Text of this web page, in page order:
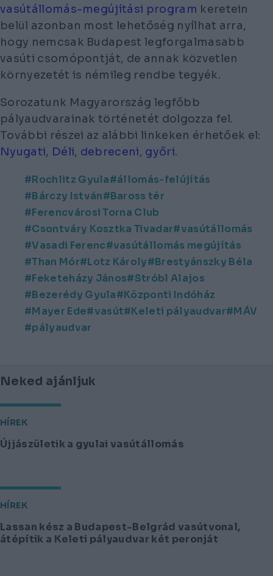
vasútállomás-megújítási program keretein
belül azonban most lehetőség nyílhat arra,
hogy nemcsak Budapest legforgalmasabb
vasúti csomópontját, de annak közvetlen
környezetét is némileg rendbe tegyék.
Sorozatunk Magyarország legfőbb
pályaudvarainak történetét dolgozza fel.
További részei az alábbi linkeken érhetőek el:
Nyugati, Déli, debreceni, győri.
Rochlitz Gyula
állomás-felújítás
Bárczy István
Baross tér
Ferencvárosi Torna Club
Csontváry Kosztka Tivadar
vasútállomás
Vasadi Ferenc
vasútállomás megújítás
Than Mór
Lotz Károly
Brestyánszky Béla
Feketeházy János
Stróbl Alajos
Bezerédy Gyula
Központi Indóház
Mayer Ede
vasút Keleti pályaudvar
MÁV
pályaudvar
Neked ajánljuk
HÍREK
Újjászületik a gyulai vasútállomás
HÍREK
Lassan kész a Budapest-Belgrád vasútvonal,
átépítik a Keleti pályaudvar két peronját